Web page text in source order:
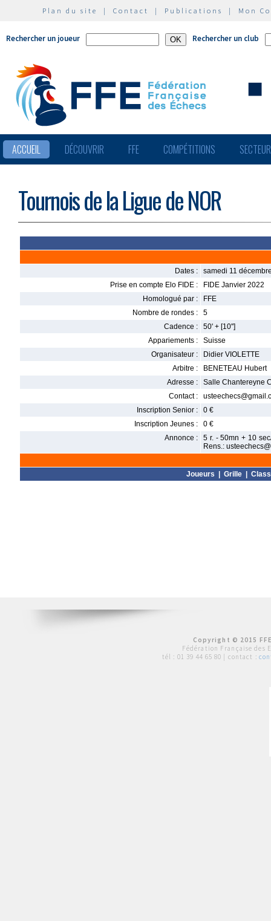
Plan du site | Contact | Publications | Mon
Rechercher un joueur Rechercher un club
ACCUEIL DÉCOUVRIR FFE COMPÉTITIONS
Tournois de la Ligue de NOR
Dates :
samedi 11
Prise en compte Elo FIDE :
FIDE Janvier 2022
Homologué par :
FFE
Nombre de rondes :
5
Cadence :
50' + [10'']
Appariements :
Suisse
Organisateur :
Didier VIOLETTE
Arbitre :
BENETEAU Hubert
Adresse :
Salle Chantereyne
Contact :
Inscription Senior :
0 €
Inscription Jeunes :
0 €
Annonce :
5 r. - 50mn + 10
Rens.:
Joueurs Grille
Copyright © 2015
Fédération Française des
tél : 01 39 44 65 80 | contact :